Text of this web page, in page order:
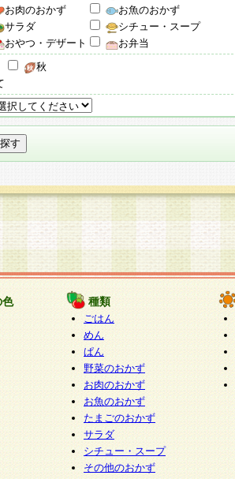
お肉のおかず
お魚のおかず
サラダ
シチュー・スープ
おやつ・デザート お弁当
秋
色 種類
ごはん
めん
ぱん
野菜のおかず
お肉のおかず
お魚のおかず
たまごのおかず
サラダ
シチュー・スープ
その他のおかず